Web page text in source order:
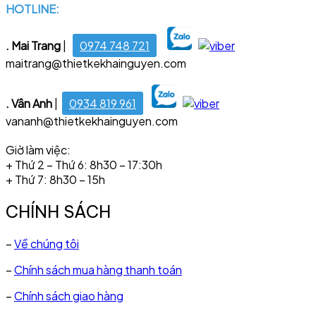
HOTLINE:
. Mai Trang|
0974 748 721
maitrang@thietkekhainguyen.com
. Vân Anh
0934 819 961
vananh@thietkekhainguyen.com
Giờ làm việc:
+ Thứ 2 – Thứ 6: 8h30 – 17:30h
+ Thứ 7: 8h30 – 15h
CHÍNH SÁCH
–Về chúng tôi
–Chính sách mua hàng thanh toán
–Chính sách giao hàng